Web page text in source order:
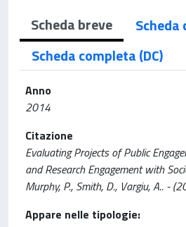
Scheda breve
Scheda completa (DC)
Anno
2014
Citazione
Evaluating Projects of Public
and Research Engagement with
Murphy, P., Smith, D., Vargiu, A.. -
Appare nelle tipologie: